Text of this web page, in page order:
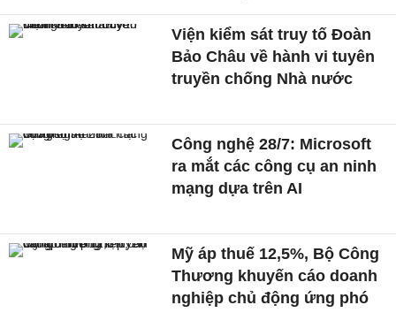
Viện kiểm sát truy tố Đoàn
Bảo Châu về hành vi tuyên
truyền chống Nhà nước
Công nghệ 28/7: Microsoft
ra mắt các công cụ an ninh
mạng dựa trên AI
Mỹ áp thuế 12,5%, Bộ Công
Thương khuyến cáo doanh
nghiệp chủ động ứng phó